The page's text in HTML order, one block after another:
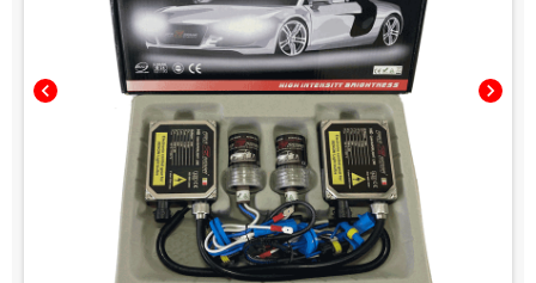
chevron_left chevron_right